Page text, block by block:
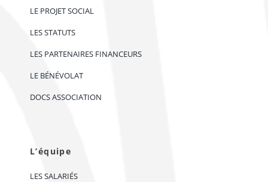
LE PROJET SOCIAL
LES STATUTS
LES PARTENAIRES FINANCEURS
LE BÉNÉVOLAT
DOCS ASSOCIATION
L’équipe
LES SALARIÉS